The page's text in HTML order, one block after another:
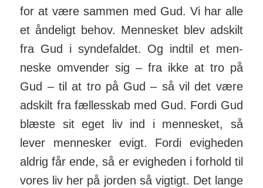
for at være sammen med Gud. Vi har alle
et åndeligt behov. Men­nesket blev adskilt
fra Gud i synde­faldet. Og indtil et men­
neske om­vender sig – fra ikke at tro på
Gud – til at tro på Gud – så vil det være
ad­skilt fra fæl­les­skab med Gud. Fordi Gud
blæste sit eget liv ind i men­nesket, så
lever men­nesker evigt. Fordi evig­heden
aldrig får ende, så er evig­heden i for­hold til
vores liv her på jorden så vigtigt. Det lange